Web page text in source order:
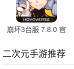
崩坏3台服 7.8.0 官
二次元手游推荐